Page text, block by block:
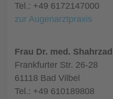
Tel.: +49 6172147000
zur Augenarztpraxis
Frau Dr. med.
Frankfurter Str. 26-28
61118 Bad Vilbel
Tel.: +49 610189808